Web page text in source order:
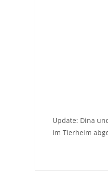
Update: Dina
im Tierheim